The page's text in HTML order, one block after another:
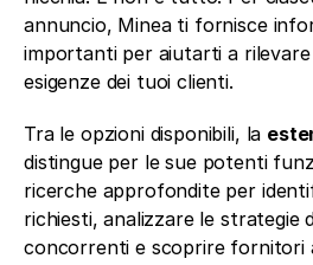
annuncio, Minea ti fornisce
importanti per aiutarti a rilevare
esigenze dei tuoi clienti.
Tra le opzioni disponibili, la
distingue per le sue potenti
ricerche approfondite per
richiesti, analizzare le strategie
concorrenti e scoprire fornitori